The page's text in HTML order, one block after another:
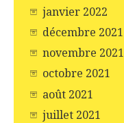
janvier 2022
décembre 2021
novembre 2021
octobre 2021
août 2021
juillet 2021